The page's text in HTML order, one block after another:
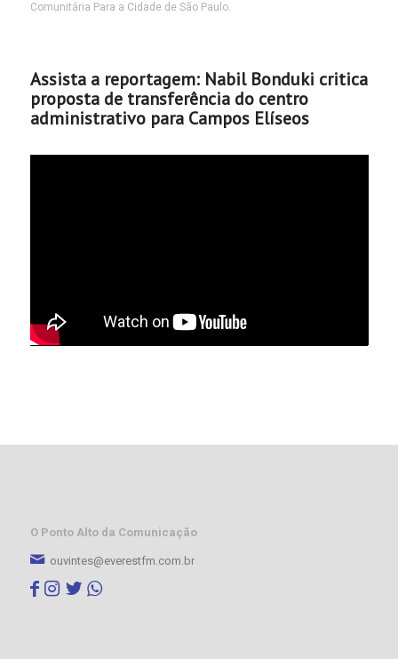
Comunitária Para a Cidade de São Paulo.
Assista a reportagem: Nabil Bonduki critica
proposta de transferência do centro
administrativo para Campos Elíseos
O Ponto Alto da Comunicação
ouvintes@everestfm.com.br